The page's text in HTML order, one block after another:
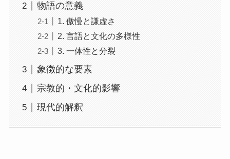
物語の意義
1. 傲慢と謙虚さ
2. 言語と文化の多様性
3. 一体性と分裂
象徴的な要素
宗教的・文化的影響
現代的解釈